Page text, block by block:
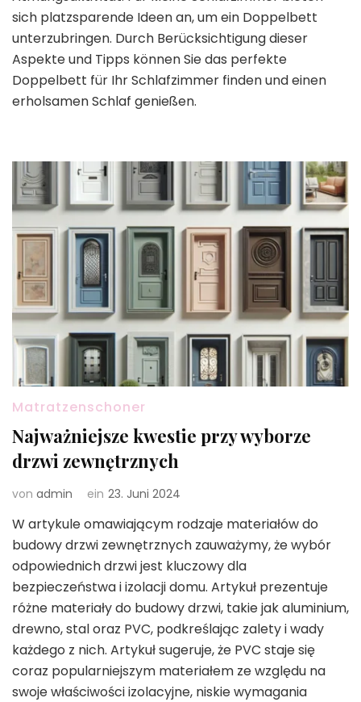
sich platzsparende Ideen an, um ein Doppelbett
unterzubringen. Durch Berücksichtigung dieser
Aspekte und Tipps können Sie das perfekte
Doppelbett für Ihr Schlafzimmer finden und einen
erholsamen Schlaf genießen.
Matratzenschoner
Najważniejsze kwestie przy wyborze
drzwi zewnętrznych
von admin ein 23. Juni 2024
W artykule omawiającym rodzaje materiałów do
budowy drzwi zewnętrznych zauważymy, że wybór
odpowiednich drzwi jest kluczowy dla
bezpieczeństwa i izolacji domu. Artykuł prezentuje
różne materiały do budowy drzwi, takie jak aluminium,
drewno, stal oraz PVC, podkreślając zalety i wady
każdego z nich. Artykuł sugeruje, że PVC staje się
coraz popularniejszym materiałem ze względu na
swoje właściwości izolacyjne, niskie wymagania